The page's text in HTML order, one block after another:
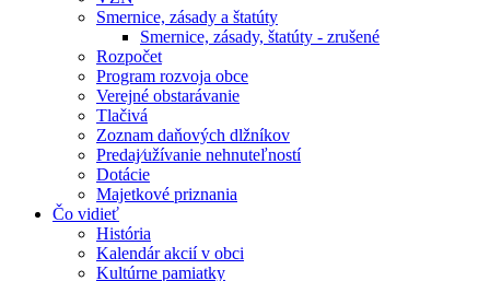
Smernice, zásady a štatúty
Smernice, zásady, štatúty - zrušené
Rozpočet
Program rozvoja obce
Verejné obstarávanie
Tlačivá
Zoznam daňových dlžníkov
Predaj⁄užívanie nehnuteľností
Dotácie
Majetkové priznania
Čo vidieť
História
Kalendár akcií v obci
Kultúrne pamiatky